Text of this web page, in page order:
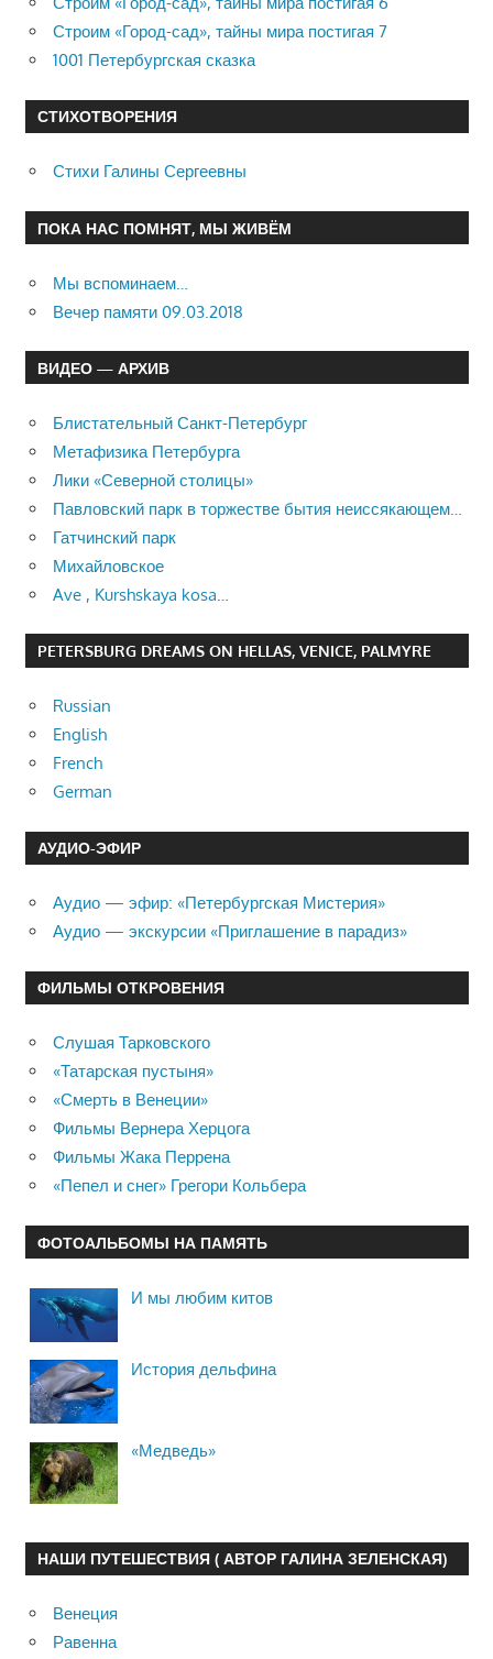
Строим «Город-сад», тайны мира постигая 7
1001 Петербургская сказка
СТИХОТВОРЕНИЯ
Стихи Галины Сергеевны
ПОКА НАС ПОМНЯТ, МЫ ЖИВЁМ
Мы вспоминаем…
Вечер памяти 09.03.2018
ВИДЕО — АРХИВ
Блистательный Санкт-Петербург
Метафизика Петербурга
Лики «Северной столицы»
Павловский парк в торжестве бытия неиссякающем…
Гатчинский парк
Михайловское
Ave , Kurshskaya kosa…
PETERSBURG DREAMS ON HELLAS, VENICE, PALMYRE
Russian
English
French
German
АУДИО-ЭФИР
Аудио — эфир: «Петербургская Мистерия»
Аудио — экскурсии «Приглашение в парадиз»
ФИЛЬМЫ ОТКРОВЕНИЯ
Слушая Тарковского
«Татарская пустыня»
«Смерть в Венеции»
Фильмы Вернера Херцога
Фильмы Жака Перрена
«Пепел и снег» Грегори Кольбера
ФОТОАЛЬБОМЫ НА ПАМЯТЬ
И мы любим китов
История дельфина
«Медведь»
НАШИ ПУТЕШЕСТВИЯ ( АВТОР ГАЛИНА ЗЕЛЕНСКАЯ)
Венеция
Равенна